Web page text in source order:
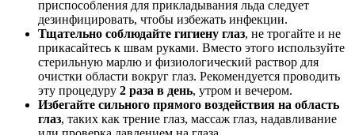
приспособления для прикладывания льда следует
дезинфицировать, чтобы избежать инфекции.
Тщательно соблюдайте гигиену глаз, не трогайте и не
прикасайтесь к швам руками. Вместо этого используйте
стерильную марлю и физиологический раствор для
очистки области вокруг глаз. Рекомендуется проводить
эту процедуру 2 раза в день, утром и вечером.
Избегайте сильного прямого воздействия на область
глаз, таких как трение глаз, массаж глаз, надавливание